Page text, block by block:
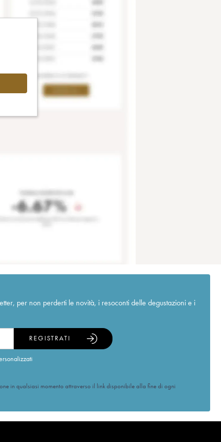
per non perderti le novità, i resoconti delle degustazioni e i
REGISTRATI
in qualsiasi momento attraverso il link disponibile alla fine di ogni